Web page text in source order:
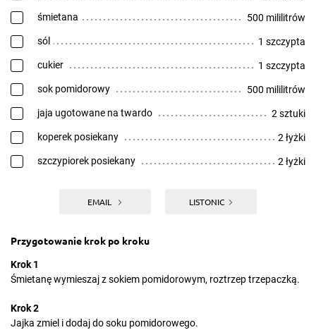
śmietana 500 mililitrów
sól 1 szczypta
cukier 1 szczypta
sok pomidorowy 500 mililitrów
jaja ugotowane na twardo 2 sztuki
koperek posiekany 2 łyżki
szczypiorek posiekany 2 łyżki
EMAIL LISTONIC
Przygotowanie krok po kroku
Krok 1
Śmietanę wymieszaj z sokiem pomidorowym, roztrzep trzepaczką.
Krok 2
Jajka zmiel i dodaj do soku pomidorowego.